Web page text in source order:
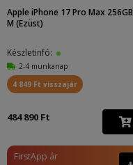
Apple iPhone 17 Pro Max
M (Ezüst)
Készletinfó:
2-4 munkanap
4 849 Ft visszajár
484 890 Ft
FirstApp ár